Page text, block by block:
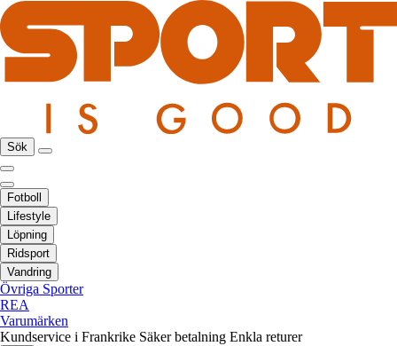
Sök
Fotboll
Lifestyle
Löpning
Ridsport
Vandring
Övriga Sporter
REA
Varumärken
Kundservice i Frankrike Säker betalning Enkla returer